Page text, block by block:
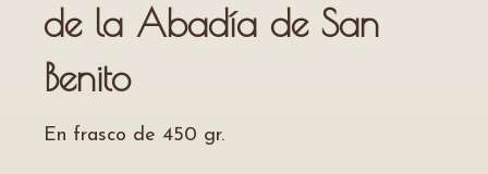
de la Abadía de San
Benito
En frasco de 450 gr.